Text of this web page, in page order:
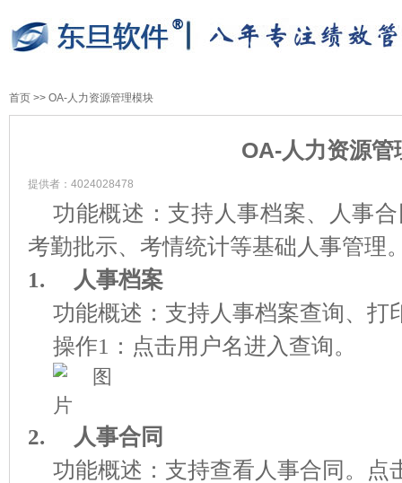
首页 >> OA-人力资源管理模块
OA-人力资源管
提供者：4024028478
功能概述：支持人事档案、人事
考勤批示、考情统计等基础人事管理
1.
人事档案
功能概述：支持人事档案查询、打
操作1：点击用户名进入查询。
2.
人事合同
功能概述：支持查看人事合同。点